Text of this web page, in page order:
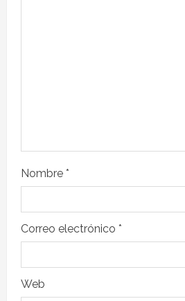
Nombre *
Correo electrónico *
Web